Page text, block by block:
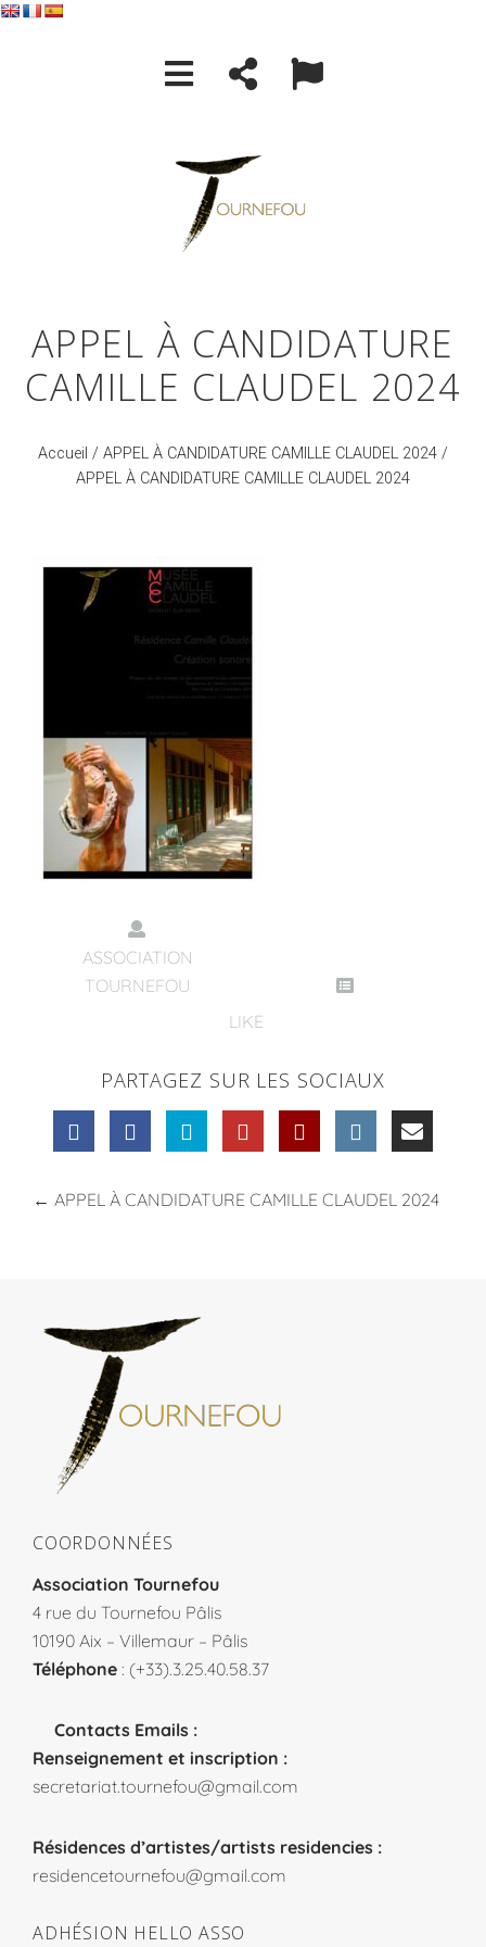
APPEL À CANDIDATURE
CAMILLE CLAUDEL 2024
Accueil / APPEL À CANDIDATURE CAMILLE CLAUDEL 2024 /
APPEL À CANDIDATURE CAMILLE CLAUDEL 2024
ASSOCIATION
TOURNEFOU
LIKE
PARTAGEZ SUR LES SOCIAUX
← APPEL À CANDIDATURE CAMILLE CLAUDEL 2024
COORDONNÉES
Association Tournefou
4 rue du Tournefou Pâlis
10190 Aix – Villemaur – Pâlis
Téléphone : (+33).3.25.40.58.37
Contacts Emails :
Renseignement et inscription :
secretariat.tournefou@gmail.com
Résidences d’artistes/artists residencies :
residencetournefou@gmail.com
ADHÉSION HELLO ASSO